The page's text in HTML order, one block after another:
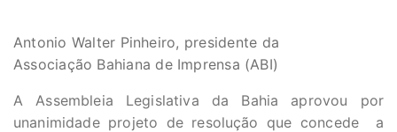
Antonio Walter Pinheiro, presidente da
Associação Bahiana de Imprensa (ABI)
A Assembleia Legislativa da Bahia aprovou por
unanimidade projeto de resolução que concede a